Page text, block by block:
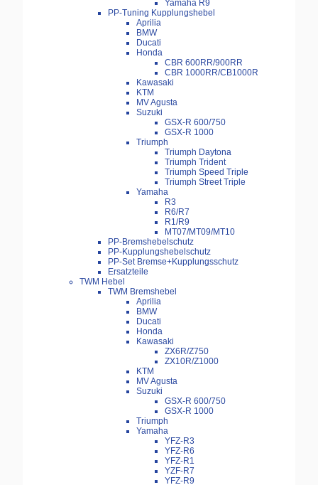
Yamaha R9
PP-Tuning Kupplungshebel
Aprilia
BMW
Ducati
Honda
CBR 600RR/900RR
CBR 1000RR/CB1000R
Kawasaki
KTM
MV Agusta
Suzuki
GSX-R 600/750
GSX-R 1000
Triumph
Triumph Daytona
Triumph Trident
Triumph Speed Triple
Triumph Street Triple
Yamaha
R3
R6/R7
R1/R9
MT07/MT09/MT10
PP-Bremshebelschutz
PP-Kupplungshebelschutz
PP-Set Bremse+Kupplungsschutz
Ersatzteile
TWM Hebel
TWM Bremshebel
Aprilia
BMW
Ducati
Honda
Kawasaki
ZX6R/Z750
ZX10R/Z1000
KTM
MV Agusta
Suzuki
GSX-R 600/750
GSX-R 1000
Triumph
Yamaha
YFZ-R3
YFZ-R6
YFZ-R1
YZF-R7
YFZ-R9